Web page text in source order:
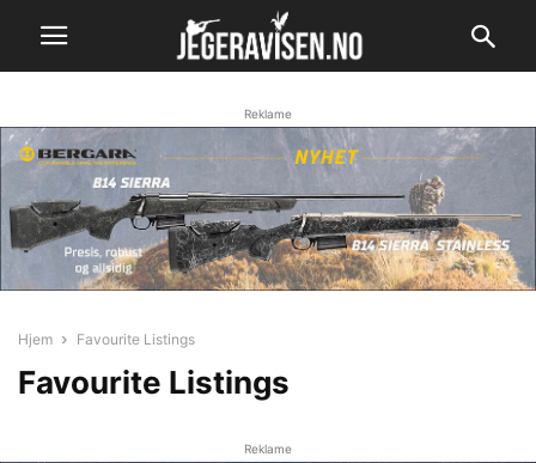
Reklame
Hjem Favourite Listings
Favourite Listings
Reklame